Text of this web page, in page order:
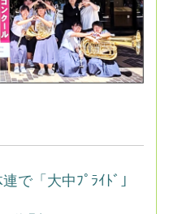
で「大中ﾌﾟﾗｲﾄﾞ」